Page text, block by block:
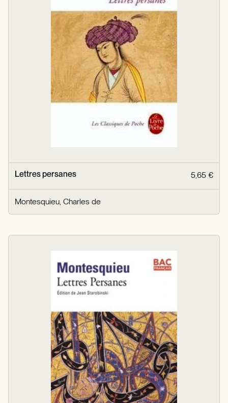
Lettres persanes 5,65 €
Montesquieu, Charles de